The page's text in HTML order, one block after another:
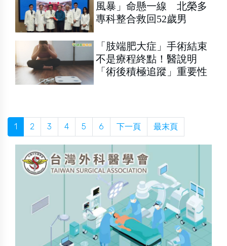
風暴」命懸一線 北榮多
專科整合救回52歲男
「肢端肥大症」手術結束
不是療程終點！醫說明
「術後積極追蹤」重要性
1 2 3 4 5 6 下一頁 最末頁